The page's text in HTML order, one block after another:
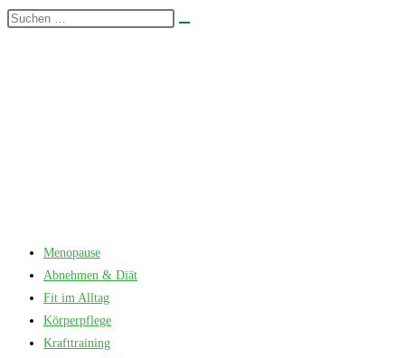
Zum
Diese
Menopause
Abnehmen & Diät
Fit im Alltag
Körperpflege
Krafttraining